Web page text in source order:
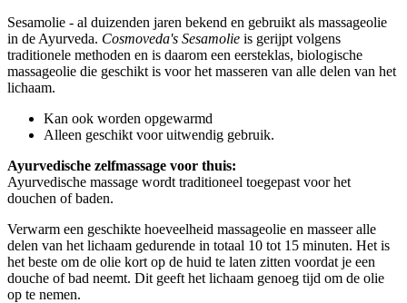
Sesamolie - al duizenden jaren bekend en gebruikt als massageolie
in de Ayurveda. Cosmoveda's Sesamolie is gerijpt volgens
traditionele methoden en is daarom een eersteklas, biologische
massageolie die geschikt is voor het masseren van alle delen van het
lichaam.
Kan ook worden opgewarmd
Alleen geschikt voor uitwendig gebruik.
Ayurvedische zelfmassage voor thuis:
Ayurvedische massage wordt traditioneel toegepast voor het
douchen of baden.
Verwarm een geschikte hoeveelheid massageolie en masseer alle
delen van het lichaam gedurende in totaal 10 tot 15 minuten. Het is
het beste om de olie kort op de huid te laten zitten voordat je een
douche of bad neemt. Dit geeft het lichaam genoeg tijd om de olie
op te nemen.